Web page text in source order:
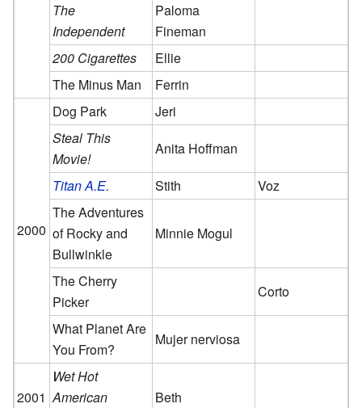
The
Independent
Paloma
Fineman
200 Cigarettes
Ellie
The Minus Man
Ferrin
2000
Dog Park
Jeri
Steal This
Movie!
Anita Hoffman
Titan A.E.
Stith
Voz
The Adventures
of Rocky and
Bullwinkle
Minnie Mogul
The Cherry
Picker
Corto
What Planet Are
You From?
Mujer nerviosa
2001
Wet Hot
American
Beth